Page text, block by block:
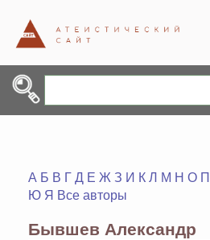
А Б В Г Д Е Ж З И К Л М Н О П
Ю Я Все авторы
Бывшев Александр